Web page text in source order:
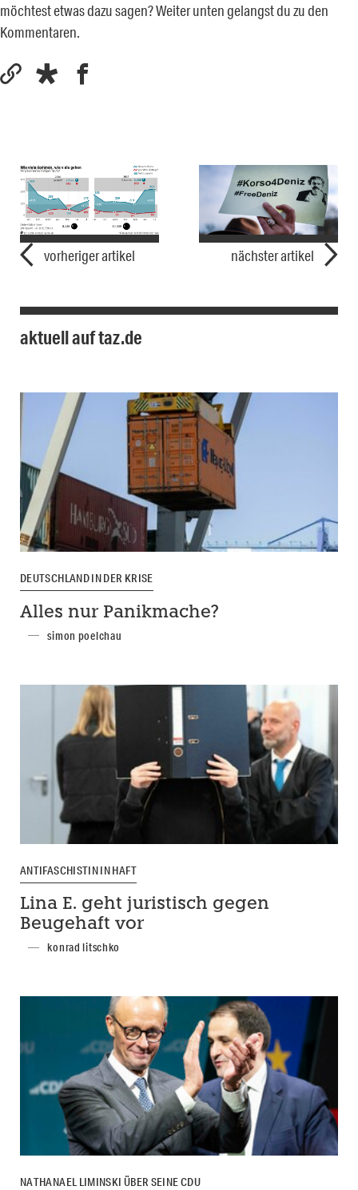
möchtest etwas dazu sagen? Weiter unten gelangst du zu den
Kommentaren.
vorheriger artikel nächster artikel
aktuell auf taz.de
DEUTSCHLAND IN DER KRISE
Alles nur Panikmache?
simon poelchau
ANTIFASCHISTIN IN HAFT
Lina E. geht juristisch gegen
Beugehaft vor
konrad litschko
NATHANAEL LIMINSKI ÜBER SEINE CDU